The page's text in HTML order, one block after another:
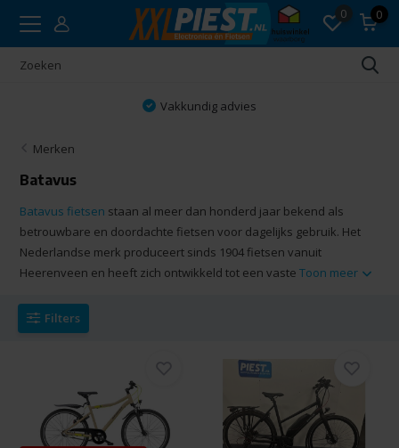
0 0
Vakkundig advies
Merken
Batavus
Batavus fietsen staan al meer dan honderd jaar bekend als
betrouwbare en doordachte fietsen voor dagelijks gebruik. Het
Nederlandse merk produceert sinds 1904 fietsen vanuit
Heerenveen en heeft zich ontwikkeld tot een vasteToon meer
Filters